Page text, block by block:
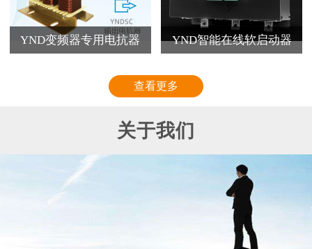
YND变频器专用电抗器 YND智能在线软启动器
查看更多
关于我们